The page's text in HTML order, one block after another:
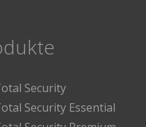
Security
Security Essential